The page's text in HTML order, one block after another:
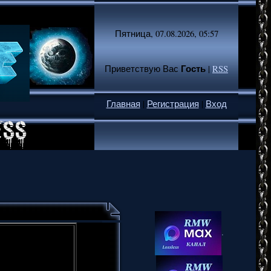
Пятница, 07.08.2026, 05:57
Приветствую Вас Гость|RSS
Главная | Регистрация | Вход
.